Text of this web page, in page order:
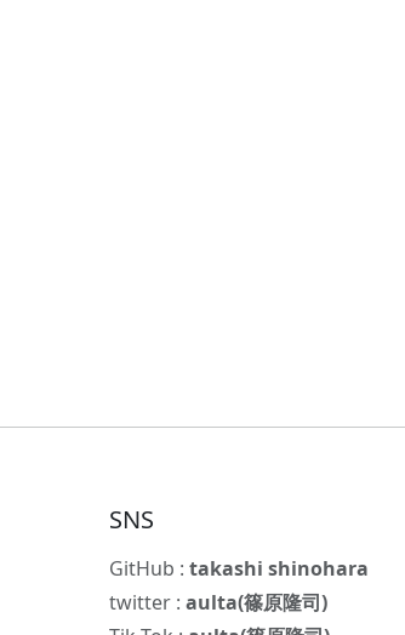
SNS
GitHub :takashi shinohara
twitter :aulta(篠原隆司)